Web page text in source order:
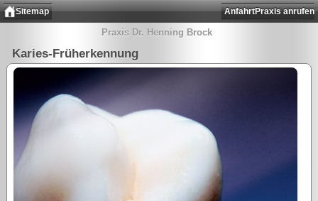
Sitemap Praxis anrufen
Anfahrt
Praxis Dr. Henning Brock
Karies-Früherkennung